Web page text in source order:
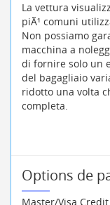
La vettura
piÃ¹ comuni
Non possiamo
macchina a
di fornire solo un
del bagagliaio
ridotto una volta
completa.
Options de
Master/Visa